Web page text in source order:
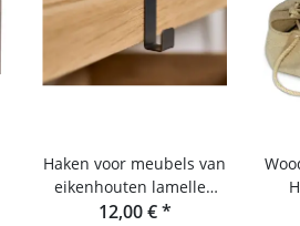
Haken voor meubels van
eikenhouten lamellen
van Raumgestalt
12,00 €*